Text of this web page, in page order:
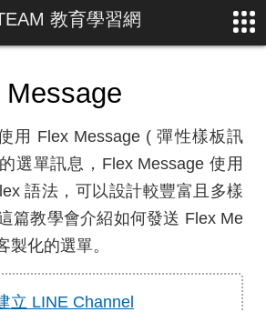
教育學習網
用 Flex Message ( 彈性樣板訊
選單訊息，Flex Message 使用
語法，可以設計較豐富且多樣
篇教學會介紹如何發送 Flex Me
製化的選單。
立 LINE Channel